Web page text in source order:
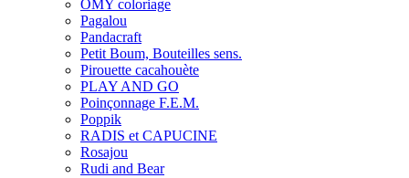
OMY coloriage
Pagalou
Pandacraft
Petit Boum, Bouteilles sens.
Pirouette cacahouète
PLAY AND GO
Poinçonnage F.E.M.
Poppik
RADIS et CAPUCINE
Rosajou
Rudi and Bear